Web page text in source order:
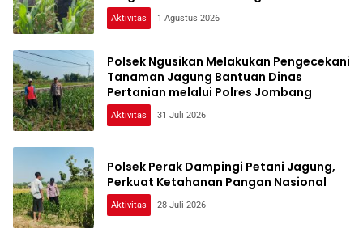
Aktivitas 1 Agustus 2026
Polsek Ngusikan Melakukan Pengecekani
Tanaman Jagung Bantuan Dinas
Pertanian melalui Polres Jombang
Aktivitas 31 Juli 2026
Polsek Perak Dampingi Petani Jagung,
Perkuat Ketahanan Pangan Nasional
Aktivitas 28 Juli 2026